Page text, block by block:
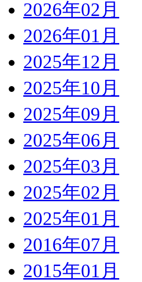
2026年02月
2026年01月
2025年12月
2025年10月
2025年09月
2025年06月
2025年03月
2025年02月
2025年01月
2016年07月
2015年01月